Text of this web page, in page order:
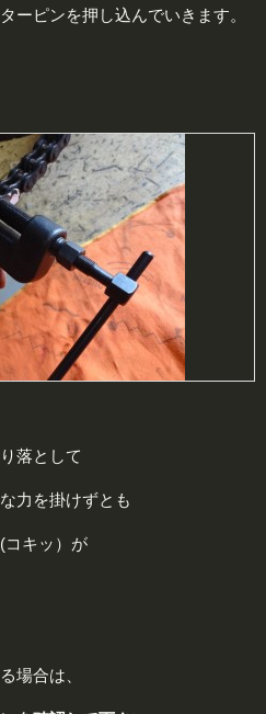
ーピンを押し込んでいきます。
落として
力を掛けずとも
(コキッ） が
場合は、